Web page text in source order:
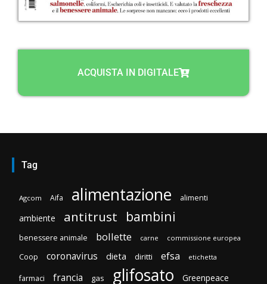
ACQUISTA IN DIGITALE
Tag
Agcom Aifa alimentazione alimenti
ambiente antitrust bambini
benessere animale bollette carne commissione europea
Coop coronavirus dieta diritti efsa etichetta
farmaci francia gas glifosato Greenpeace